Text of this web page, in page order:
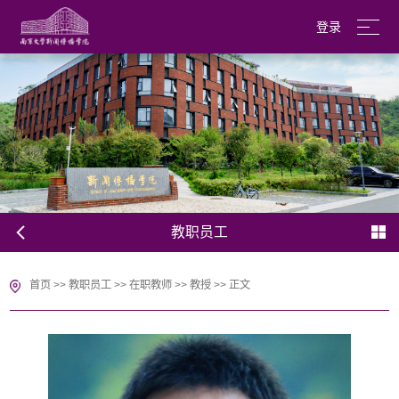
登录
English
教职员工
首页 >>教职员工 >>在职教师 >>教授 >> 正文